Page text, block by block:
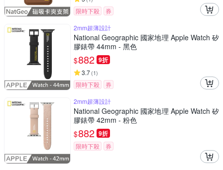
限時下殺
券
2mm超薄設計
National Geographic 國家地理 Apple Watch 矽
膠錶帶 44mm - 黑色
$882 9折
3.7(1)
限時下殺
券
2mm超薄設計
National Geographic 國家地理 Apple Watch 矽
膠錶帶 42mm - 粉色
$882 9折
限時下殺 券